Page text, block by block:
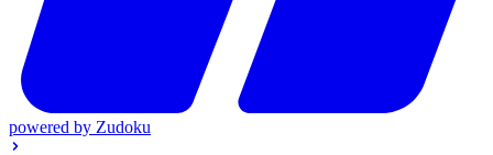
powered by Zudoku